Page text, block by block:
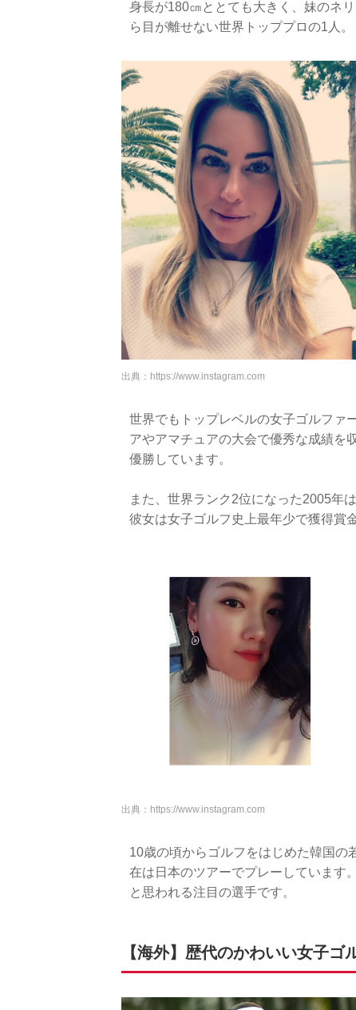
身長が180㎝ととても大きく、妹のネ
ら目が離せない世界トッププロの1人。
出典： https://www.instagram.com
世界でもトップレベルの女子ゴルファ
アやアマチュアの大会で優秀な成績を
優勝しています。
また、世界ランク2位になった2005年
彼女は女子ゴルフ史上最年少で獲得賞
出典： https://www.instagram.com
10歳の頃からゴルフをはじめた韓国の
在は日本のツアーでプレーしています
と思われる注目の選手です。
【海外】歴代のかわいい女子ゴ